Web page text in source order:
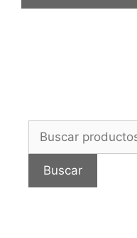
Buscar
Buscar